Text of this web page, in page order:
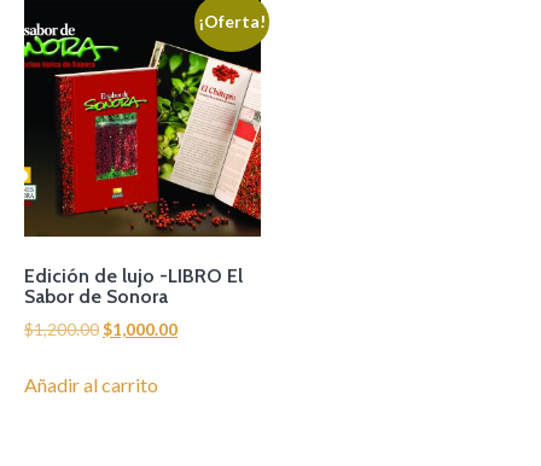
¡Oferta!
Edición de lujo -LIBRO El
Sabor de Sonora
$1,200.00 El
original
$1,000.00El
Añadir al carrito